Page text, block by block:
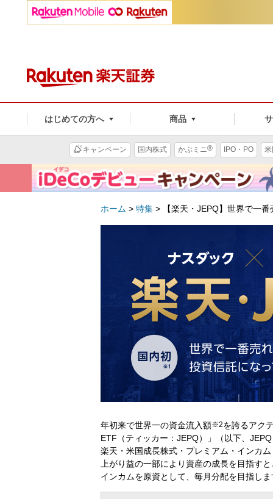
はじめての方へ 商品
キャンペーン 国内株式 かぶミニ® IPO・PO
ホーム > 特集 > 【楽天・JEPQ】世界で一
年初来で世界一の資金流入額※2を誇るアク
ETF（ティッカー：JEPQ）」（以下、
楽天・米国成長株式・プレミアム・インカ
上がり益の一部により資産の成長を目指す
インカムを原資として、毎月分配を目指しま